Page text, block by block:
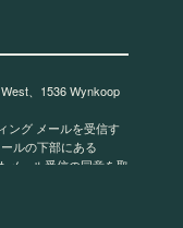
、1536 Wynkoop
ング メールを受信す
ルの下部にある
メール受信の同意を取